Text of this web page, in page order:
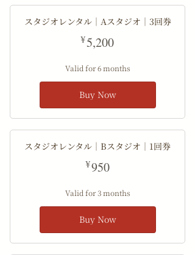
スタジオレンタル｜Aスタジオ｜3回券
¥5,200
Valid for 6 months
Buy Now
スタジオレンタル｜Bスタジオ｜1回券
¥950950¥
Valid for 3 months
Buy Now